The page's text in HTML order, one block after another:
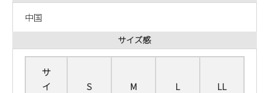
中国
サイズ感
サ
イ
S M L LL